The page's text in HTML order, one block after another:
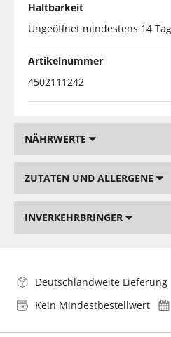
Haltbarkeit
Ungeöffnet mindestens 14
Artikelnummer
4502111242
NÄHRWERTE
ZUTATEN UND ALLERGENE
INVERKEHRBRINGER
Deutschlandweite Lieferung
Kein Mindestbestellwert